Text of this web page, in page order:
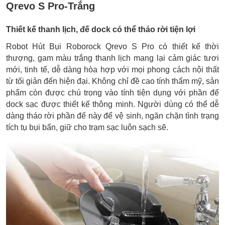
Qrevo S Pro-Trắng
Thiết kế thanh lịch, đế dock có thể tháo rời tiện lợi
Robot Hút Bụi Roborock Qrevo S Pro có thiết kế thời
thượng, gam màu trắng thanh lịch mang lại cảm giác tươi
mới, tinh tế, dễ dàng hòa hợp với mọi phong cách nội thất
từ tối giản đến hiện đại. Không chỉ đề cao tính thẩm mỹ, sản
phẩm còn được chú trọng vào tính tiện dụng với phần đế
dock sạc được thiết kế thông minh. Người dùng có thể dễ
dàng tháo rời phần đế này để vệ sinh, ngăn chặn tình trạng
tích tụ bụi bẩn, giữ cho trạm sạc luôn sạch sẽ.